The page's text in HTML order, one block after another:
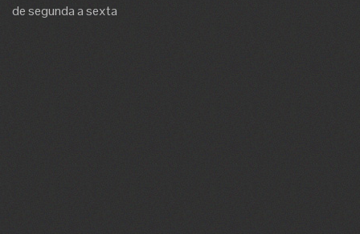
de segunda a sexta